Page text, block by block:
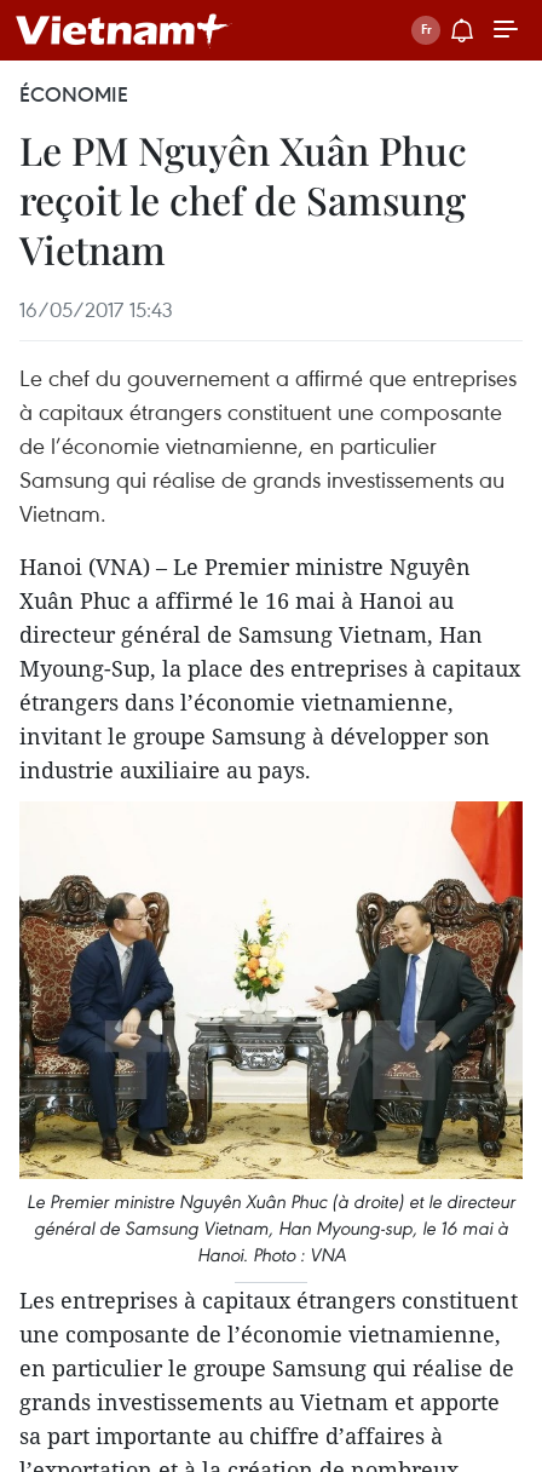
ÉCONOMIE
Le PM Nguyên Xuân Phuc
reçoit le chef de Samsung
Vietnam
16/05/2017 15:43
Le chef du gouvernement a affirmé que entreprises
à capitaux étrangers constituent une composante
de l’économie vietnamienne, en particulier
Samsung qui réalise de grands investissements au
Vietnam.
Hanoi (VNA) – Le Premier ministre Nguyên
Xuân Phuc a affirmé le 16 mai à Hanoi au
directeur général de Samsung Vietnam, Han
Myoung-Sup, la place des entreprises à capitaux
étrangers dans l’économie vietnamienne,
invitant le groupe Samsung à développer son
industrie auxiliaire au pays.
Le Premier ministre Nguyên Xuân Phuc (à droite) et le directeur
général de Samsung Vietnam, Han Myoung-sup, le 16 mai à
Hanoi. Photo : VNA
Les entreprises à capitaux étrangers constituent
une composante de l’économie vietnamienne,
en particulier le groupe Samsung qui réalise de
grands investissements au Vietnam et apporte
sa part importante au chiffre d’affaires à